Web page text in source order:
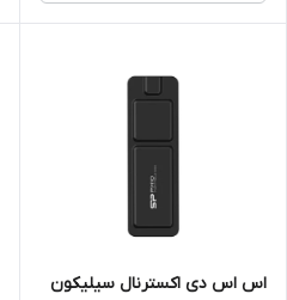
اس اس دی اکسترنال سیلیکون